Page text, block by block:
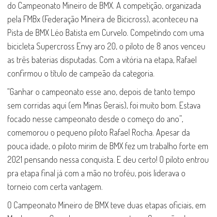
do Campeonato Mineiro de BMX. A competição, organizada
pela FMBx (Federação Mineira de Bicicross), aconteceu na
Pista de BMX Léo Batista em Curvelo. Competindo com uma
bicicleta Supercross Envy aro 20, o piloto de 8 anos venceu
as três baterias disputadas. Com a vitória na etapa, Rafael
confirmou o título de campeão da categoria.
“Ganhar o campeonato esse ano, depois de tanto tempo
sem corridas aqui (em Minas Gerais), foi muito bom. Estava
focado nesse campeonato desde o começo do ano”,
comemorou o pequeno piloto Rafael Rocha. Apesar da
pouca idade, o piloto mirim de BMX fez um trabalho forte em
2021 pensando nessa conquista. E deu certo! O piloto entrou
pra etapa final já com a mão no troféu, pois liderava o
torneio com certa vantagem.
O Campeonato Mineiro de BMX teve duas etapas oficiais, em